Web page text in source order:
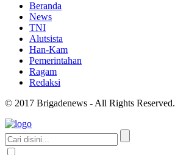
Beranda
News
TNI
Alutsista
Han-Kam
Pemerintahan
Ragam
Redaksi
© 2017 Brigadenews - All Rights Reserved.